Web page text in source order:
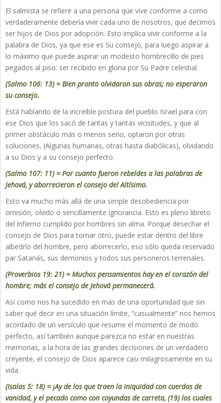
El salmista se refiere a una persona que vive conforme a como
verdaderamente debería vivir cada uno de nosotros, que decimos
ser hijos de Dios por adopción. Esto implica vivir conforme a la
palabra de Dios, ya que ese es Su consejo, para luego aspirar a
lo máximo que puede aspirar un modesto hombrecillo de pies
pegados al piso: ser recibido en gloria por Su Padre celestial.
(Salmo 106: 13) = Bien pronto olvidaron sus obras; no esperaron
su consejo.
Está hablando de la increíble postura del pueblo Israel para con
ese Dios que los sacó de tantas y tantas vicisitudes, y que al
primer obstáculo más o menos serio, optaron por otras
soluciones, (Algunas humanas, otras hasta diabólicas), olvidando
a su Dios y a su consejo perfecto.
(Salmo 107: 11) = Por cuanto fueron rebeldes a las palabras de
Jehová, y aborrecieron el consejo del Altísimo.
Esto va mucho más allá de una simple desobediencia por
omisión, olvido o sencillamente ignorancia. Esto es pleno libreto
del infierno cumplido por hombres sin alma. Porque desechar el
consejo de Dios para tomar otro, puede estar dentro del libre
albedrío del hombre, pero aborrecerlo, eso sólo queda reservado
par Satanás, sus demonios y todos sus personeros terrenales.
(Proverbios 19: 21) = Muchos pensamientos hay en el corazón del
hombre; más el consejo de Jehová permanecerá.
Así como nos ha sucedido en más de una oportunidad que sin
saber qué decir en una situación límite, “casualmente” nos hemos
acordado de un versículo que resume el momento de modo
perfecto, así también aunque parezca no estar en nuestras
memorias, a la hora de las grandes decisiones de un verdadero
creyente, el consejo de Dios aparece casi milagrosamente en su
vida.
(Isaías 5: 18) = ¡Ay de los que traen la iniquidad con cuerdas de
vanidad, y el pecado como con coyundas de carreta, (19) los cuales